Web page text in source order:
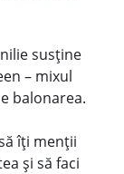
susține
– mixul
balonarea.
îți menții
și să faci